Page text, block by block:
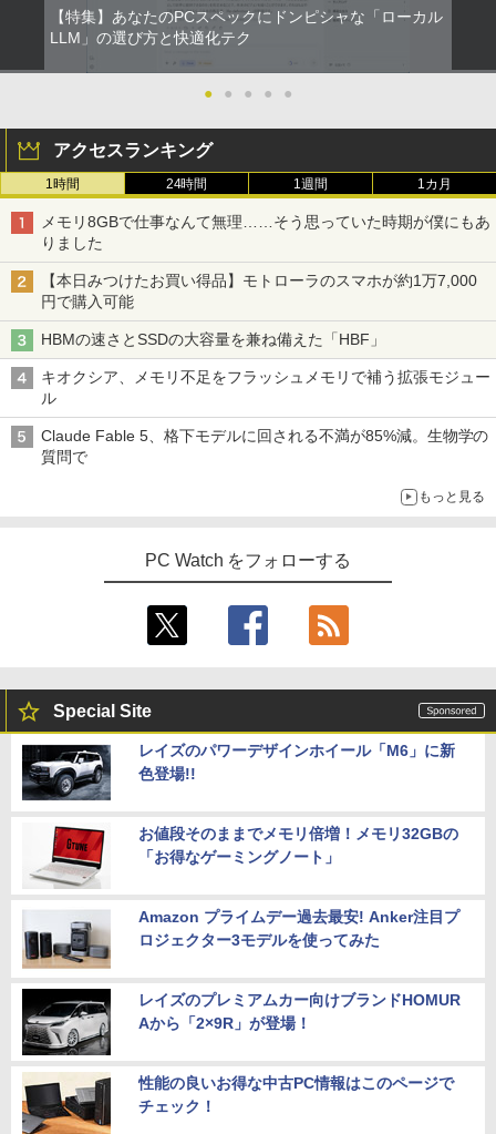
Anker Soundcore Liberty 5 ミッドナイトブ
ラック
￥14,990
【2026年アップグレード版】AOKIMI ワイヤ
レスイヤホン bluetooth イヤホン V12 小型
るーとゅーす コードレス ENCノイズキャン
セリング 自動ペアリング Type-C充電 マイク
学/WEB会議(ホワイト)
Xiaomi シャオミ REDMI Buds 8 Lite ワイヤ
レスイヤホン Bluetooth 5.4 ノイズキャンセ
On My Road (Stadium ver.)
On My Road (Stadium ver.)
BUGS LIFE
￥1,380
by Amazon 天然水ラベルレス 2L×9本
￥1,117
by Amazon 炭酸水 ラベルレス 500ml ×24本
art Basic)
コカ・コーラ やかんの麦茶 from 爽健美茶 ラ
￥2,009
ONE PIECE モノクロ版 115 (ジャンプコミッ
クスDIGITAL)
￥594
HUNTER×HUNTER モノクロ版 39 (ジャンプ
コミックスDIGITAL)
￥572
スーパーの裏でヤニ吸うふたり 9巻 (デジタル
版ビッグガンガンコミックス)
￥9,980
応】Webカメラ&テンキー付き ノートパ
ソコン 中古 パソコン メモリ 8GB 最大3
2GB 新品 SSD 256GB 高性能 第8世代 C
ore i5搭載 DVD 中古ノートパソコン Win
型 無線LAN office付き 2026 福袋 ギフト
￥29,800
【新品】【楽天1位！】ノートパソコン
新品第13世代CPU搭載ノートPC Office
付きノートパソコン 初心者向け Window
キーボード 14.1型 Intel Celeron メモリ
8GB SSD1TB(最大) 大容量バッテリービ
【中古】【極軽極薄】東芝 dynabook G
代Core i5/ 16GB / SSD256GB / Webカ
メラ内蔵 / USB Type-C / HDMI / 無線LA
5
ト PC 15.6型 第12世代 Celeron N95 メ
モリ16GB SSD512GB/1TB 安い 格安 ラ
ップトップ
￥49,800
【特集】あなたのPCスペックにドンピシャな「ローカル
LLM」の選び方と快適化テク
● ● ● ● ●
アクセスランキング
1時間 24時間 1週間 1カ月
メモリ8GBで仕事なんて無理……そう思っていた時期が僕にもあ
りました
【本日みつけたお買い得品】モトローラのスマホが約1万7,000
円で購入可能
HBMの速さとSSDの大容量を兼ね備えた「HBF」
キオクシア、メモリ不足をフラッシュメモリで補う拡張モジュー
ル
Claude Fable 5、格下モデルに回される不満が85%減。生物学の
質問で
もっと見る
PC Watch をフォローする
Special Site
レイズのパワーデザインホイール「M6」に新
色登場!!
お値段そのままでメモリ倍増！メモリ32GBの
「お得なゲーミングノート」
Amazon プライムデー過去最安! Anker注目プ
ロジェクター3モデルを使ってみた
レイズのプレミアムカー向けブランドHOMUR
Aから「2×9R」が登場！
性能の良いお得な中古PC情報はこのページで
チェック！